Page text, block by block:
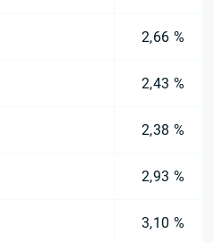
2,66 %
2,43 %
2,38 %
2,93 %
3,10 %